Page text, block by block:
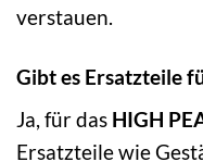
verstauen.
Gibt es Ersatzteile
Ja, für das HIGH
Ersatzteile wie